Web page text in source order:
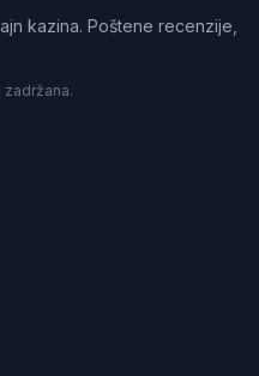
kazina. Poštene recenzije,